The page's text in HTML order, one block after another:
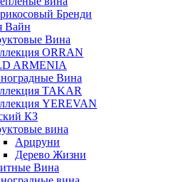
Бренди
Вайн
Вина
ORRAN
ARMENIA
Вина
TAKAR
YEREVAN
КЗ
вина
Арцруни
Дерево Жизни
Вина